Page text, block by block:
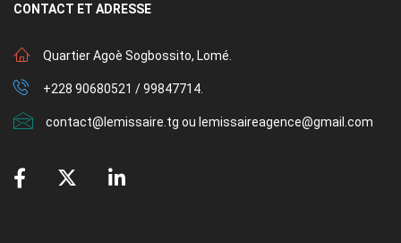
CONTACT ET ADRESSE
Quartier Agoè Sogbossito, Lomé.
+228 90680521 / 99847714.
contact@lemissaire.tg ou lemissaireagence@gmail.com